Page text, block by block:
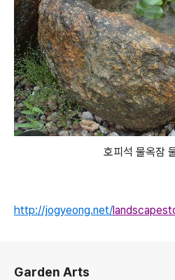
호피석 물옥잠
http://jogyeong.net/
Garden Arts